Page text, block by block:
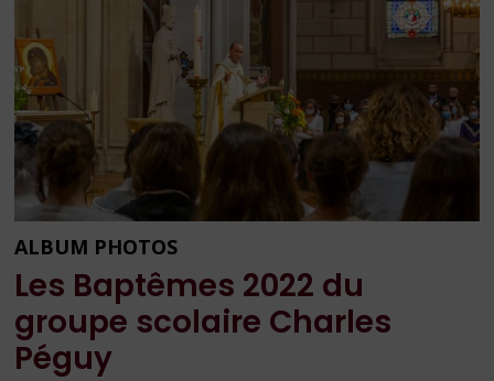
ALBUM PHOTOS
Les Baptêmes 2022 du
groupe scolaire Charles
Péguy